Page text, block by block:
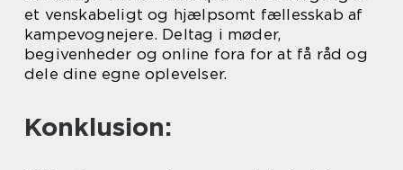
et venskabeligt og hjælpsomt fællesskab af
kampevognejere. Deltag i møder,
begivenheder og online fora for at få råd og
dele dine egne oplevelser.
Konklusion: